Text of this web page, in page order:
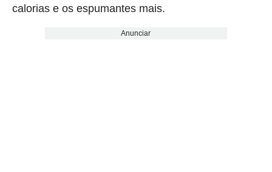
calorias e os espumantes mais.
Anunciar